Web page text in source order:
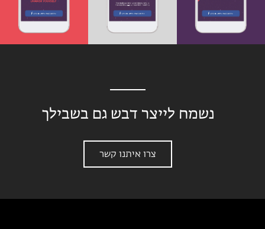
נשמח לייצר דבש גם בשבילך
צרו איתנו קשר